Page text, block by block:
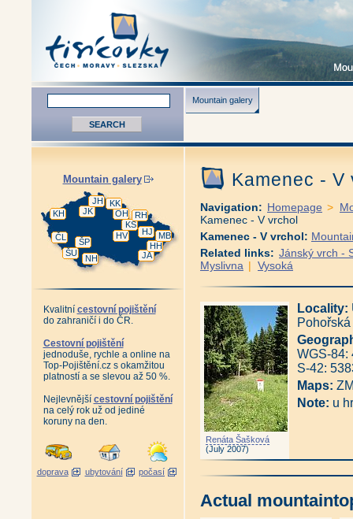
Mountain galery
Mountain galery
JA
HH
MB
HJ
HV
NH
KS
RH
ŠP
ŠU
OH
JK
KK
ČL
JH
KH
Kvalitní cestovní pojištění
do zahraničí i do ČR.
Cestovní pojištění
jednoduše, rychle a online na
Top-Pojištění.cz s okamžitou
platností a se slevou až 50 %.
Nejlevnější cestovní pojištění
na celý rok už od jediné
koruny na den.
doprava ubytování počasí
Kamenec -
Navigation: Homepage >
Kamenec - V vrchol
Kamenec - V vrchol:
Related links: Jánský vrch -
Myslivna | Vysoká
Renáta Šašková
(July 2007)
Locality:
WGS-84:
S-42:
Maps:
Note: u
Actual